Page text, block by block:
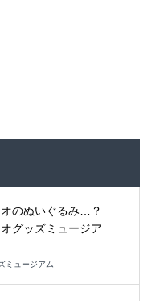
のぬいぐるみ…？
オグッズミュージア
ミュージアム